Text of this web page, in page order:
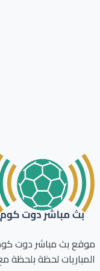
بث مباشر دوت كوم
لحظة بلحظة مع